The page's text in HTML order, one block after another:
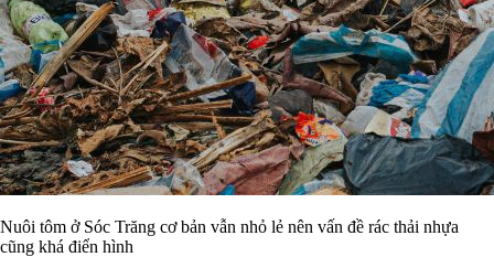
Nuôi tôm ở Sóc Trăng cơ bản vẫn nhỏ lẻ nên vấn đề rác thải nhựa
cũng khá điển hình